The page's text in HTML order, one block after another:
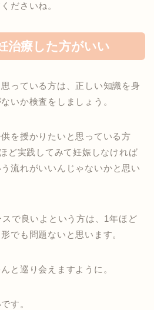
ださいね。
治療した方がいい
っている方は、 正しい知識を身
いか検査をしましょう。
を授かりたいと思っている方
ど実践してみて妊娠しなければ
う流れがいいんじゃないかと思い
で良いよという方は、1年ほど
でも問題ないと思います。
と巡り会えますように。
す。